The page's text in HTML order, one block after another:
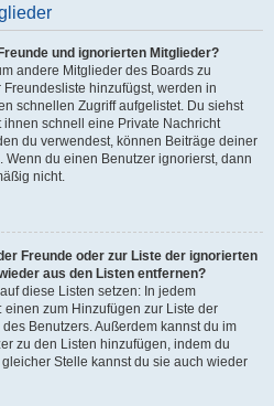
und ignorierten Mitglieder?
andere Mitglieder des Boards zu
hinzufügst, werden in
schnellen Zugriff aufgelistet. Du siehst
schnell eine Private Nachricht
du verwendest, können Beiträge deiner
du einen Benutzer ignorierst, dann
nicht.
Freunde oder zur Liste der ignorierten
aus den Listen entfernen?
diese Listen setzen: In jedem
zum Hinzufügen zur Liste der
Benutzers. Außerdem kannst du im
zu den Listen hinzufügen, indem du
Stelle kannst du sie auch wieder